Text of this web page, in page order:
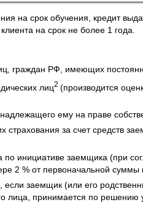
на срок обучения, кредит
на срок не более 1 года.
граждан РФ, имеющих
лиц2 (производится
ему на праве
страхования за счет средств
инициативе заемщика (при
2 % от первоначальной суммы
если заемщик (или его
лица, принимается по решению